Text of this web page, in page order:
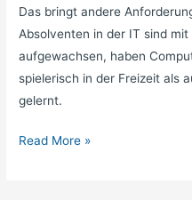
Das bringt andere
Absolventen in der IT sind
aufgewachsen, haben
spielerisch in der Freizeit als
gelernt.
Read More »